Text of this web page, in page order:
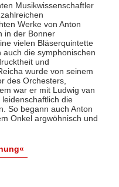
Musikwissenschaftler
Werke von Anton
in der Bonner
vielen Bläserquintette
die symphonischen
und
wurde von seinem
des Orchesters,
war er mit Ludwig van
die
So begann auch Anton
Onkel argwöhnisch und